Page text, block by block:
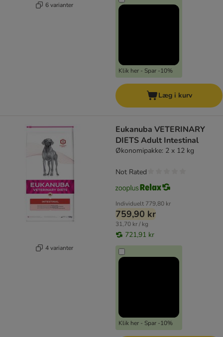
6 varianter
Klik her - Spar -10%
Læg i kurv
4 varianter
Eukanuba VETERINARY
DIETS Adult Intestinal
Økonomipakke: 2 x 12 kg
Individuelt 779,80 kr
759,90 kr
31,70 kr / kg
721,91 kr
Klik her - Spar -10%
Not Rated